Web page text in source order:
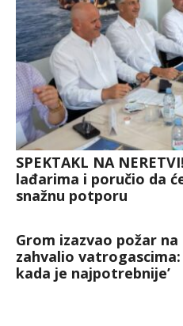
SPEKTAKL NA
lađarima i poručio da
snažnu potporu
Grom izazvao požar
zahvalio vatrogascima:
kada je najpotrebnije’